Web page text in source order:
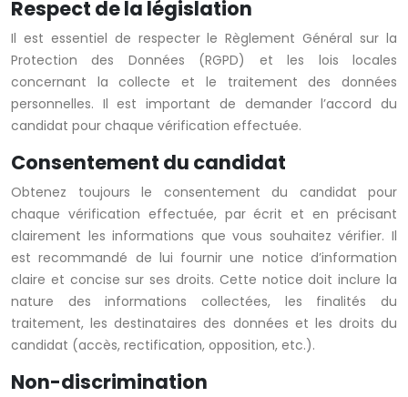
Respect de la législation
Il est essentiel de respecter le Règlement Général sur la
Protection des Données (RGPD) et les lois locales
concernant la collecte et le traitement des données
personnelles. Il est important de demander l’accord du
candidat pour chaque vérification effectuée.
Consentement du candidat
Obtenez toujours le consentement du candidat pour
chaque vérification effectuée, par écrit et en précisant
clairement les informations que vous souhaitez vérifier. Il
est recommandé de lui fournir une notice d’information
claire et concise sur ses droits. Cette notice doit inclure la
nature des informations collectées, les finalités du
traitement, les destinataires des données et les droits du
candidat (accès, rectification, opposition, etc.).
Non-discrimination